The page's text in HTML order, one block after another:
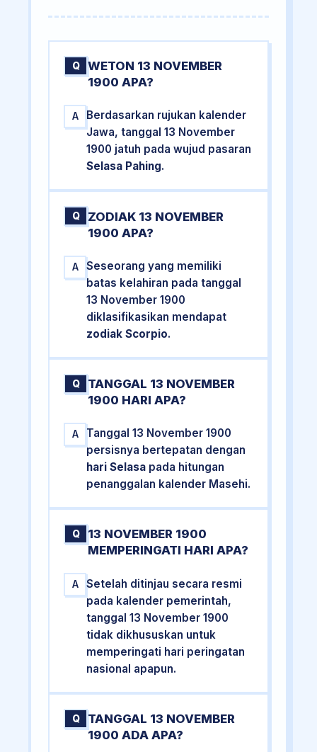
Q
WETON 13 NOVEMBER
1900 APA?
A
Berdasarkan rujukan kalender
Jawa, tanggal 13 November
1900 jatuh pada wujud pasaran
Selasa Pahing.
Q
ZODIAK 13 NOVEMBER
1900 APA?
A
Seseorang yang memiliki
batas kelahiran pada tanggal
13 November 1900
diklasifikasikan mendapat
zodiak Scorpio.
Q
TANGGAL 13 NOVEMBER
1900 HARI APA?
A
Tanggal 13 November 1900
persisnya bertepatan dengan
hari Selasa pada hitungan
penanggalan kalender Masehi.
Q
13 NOVEMBER 1900
MEMPERINGATI HARI APA?
A
Setelah ditinjau secara resmi
pada kalender pemerintah,
tanggal 13 November 1900
tidak dikhususkan untuk
memperingati hari peringatan
nasional apapun.
Q
TANGGAL 13 NOVEMBER
1900 ADA APA?